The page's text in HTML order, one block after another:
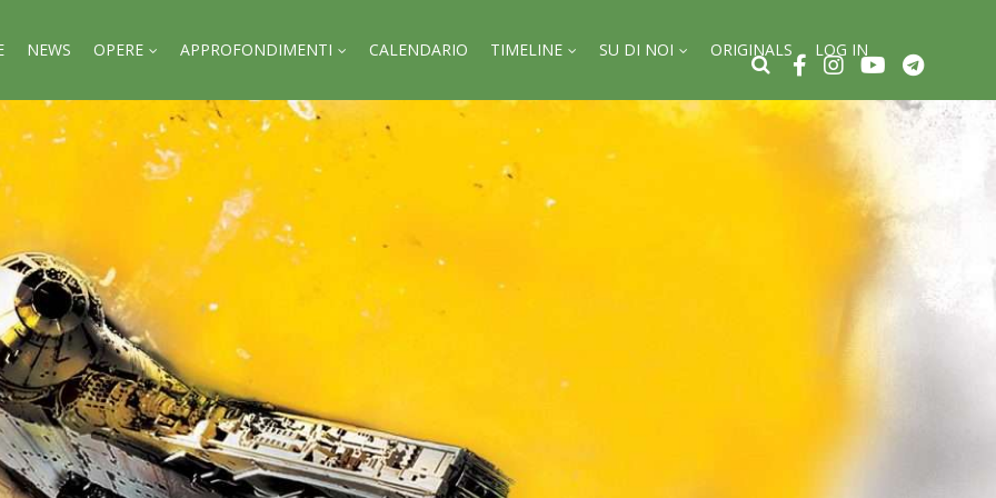
NEWS OPERE APPROFONDIMENTI CALENDARIO TIMELINE SU DI NOI ORIGINALS LOG IN